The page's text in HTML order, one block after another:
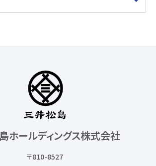
ホールディングス株式会社
〒810-8527